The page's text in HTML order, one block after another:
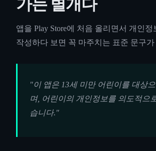
가는 별개다
앱을 Play Store에 처음 올리면서 개인
작성하다 보면 꼭 마주치는 표준 문구가
"이 앱은 13세 미만 어린이를 대상
며, 어린이의 개인정보를 의도적으
습니다."